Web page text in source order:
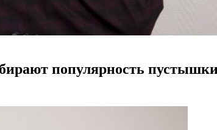
популярность